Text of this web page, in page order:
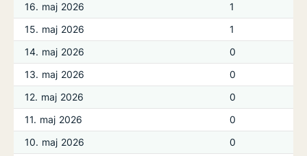
16. maj 2026
1
15. maj 2026
1
14. maj 2026
0
13. maj 2026
0
12. maj 2026
0
11. maj 2026
0
10. maj 2026
0